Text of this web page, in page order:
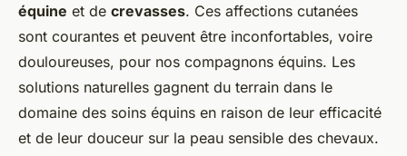
équine et de crevasses. Ces affections cutanées
sont courantes et peuvent être inconfortables, voire
douloureuses, pour nos compagnons équins. Les
solutions naturelles gagnent du terrain dans le
domaine des soins équins en raison de leur efficacité
et de leur douceur sur la peau sensible des chevaux.